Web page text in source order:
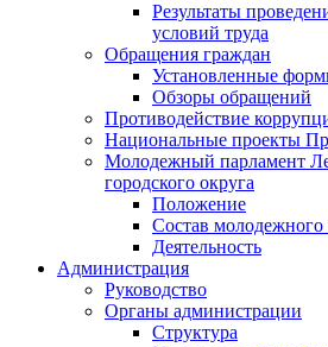
Результаты
условий труда
Обращения граждан
Установленные
Обзоры обращений
Противодействие
Национальные проекты
Молодежный парламент
городского округа
Положение
Состав молодежного
Деятельность
Администрация
Руководство
Органы администрации
Структура